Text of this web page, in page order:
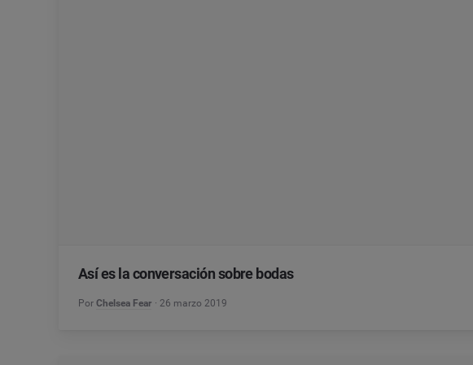
Así es la conversación sobre bodas
Por Chelsea Fear 26 marzo 2019